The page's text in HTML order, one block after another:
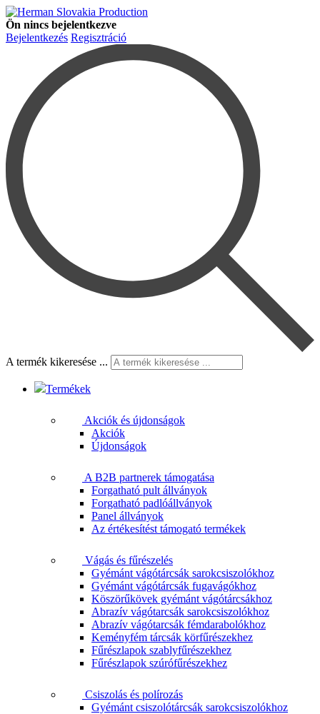
Ön nincs bejelentkezve
Bejelentkezés Regisztráció
A termék kikeresése ...
Termékek
Akciók és újdonságok
Akciók
Újdonságok
A B2B partnerek támogatása
Forgatható pult állványok
Forgatható padlóállványok
Panel állványok
Az értékesítést támogató termékek
Vágás és fűrészelés
Gyémánt vágótárcsák sarokcsiszolókhoz
Gyémánt vágótárcsák fugavágókhoz
Köszörűkövek gyémánt vágótárcsákhoz
Abrazív vágótarcsák sarokcsiszolókhoz
Abrazív vágótarcsák fémdarabolókhoz
Keményfém tárcsák körfűrészekhez
Fűrészlapok szablyfűrészekhez
Fűrészlapok szúrófűrészekhez
Csiszolás és polírozás
Gyémánt csiszolótárcsák sarokcsiszolókhoz